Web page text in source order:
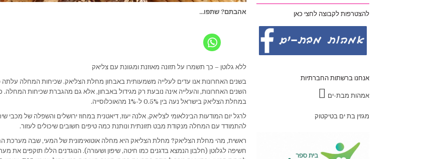
אהבתם? שתפו...
ללא גלוטן – כך תשמרו על תזונה מאוזנת ומגוונת עם צליאק
השנים האחרונות, והעלייה אינה נובעת רק מגידול באבחון, אלא גם מהגברת שכיחות המחלה.
במחלת הצליאק בישראל נעה בין 0.5% ל-1% מהאוכלוסייה.
לרגל יום המודעות הבינלאומי לצליאק, אלנה יעוז, דיאטנית במחוז ירושלים והשפלה של מכבי
להתמודד עם המחלה מנקודת מבט תזונתית ונותנת כמה טיפים חשובים שיכולים לעזור.
ראשית, מהי מחלת הצליאק? מחלת הצליאק היא מחלה אוטואימונית של המעי, שבה מערכת
חשיפה לגלוטן (חלבון הנמצא בדגנים כמו חיטה, שיפון ושעורה). הנוגדנים הללו תוקפים את
להצטרפות לקבוצה לחצי כאן
אנחנו ברשתות החברתיות
אמהות מבת-ים
מגזין בת ים בטיקטוק